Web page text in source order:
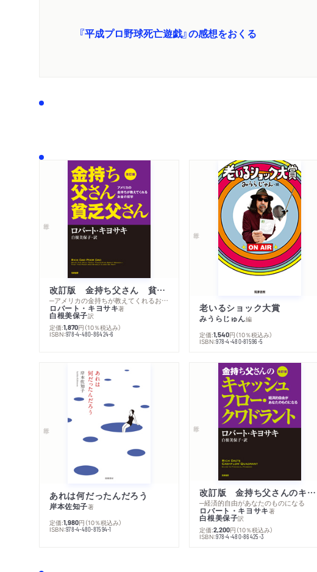
『平成プロ野球死亡遊戯』の感想をおくる
改訂版 金持ち父さん 貧乏父さん
─アメリカの金持ちが教えてくれるお金の哲学
ロバート・キヨサキ著
白根美保子訳
定価:1,870円 （10％税込み）
ISBN:978-4-480-86424-6
老いるショック大賞
みうらじゅん編
定価:1,540円 （10％税込み）
ISBN:978-4-480-81596-5
あれは何だったんだろう
岸本佐知子著
定価:1,980円 （10％税込み）
ISBN:978-4-480-81594-1
改訂版 金持ち父さんのキャッシュフロー・クワドラント
─経済的自由があなたのものになる
ロバート・キヨサキ著
白根美保子訳
定価:2,200円 （10％税込み）
ISBN:978-4-480-86425-3